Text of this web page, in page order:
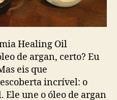
Healing Oil
de argan, certo? Eu
eis que
incrível: o
une o óleo de argan